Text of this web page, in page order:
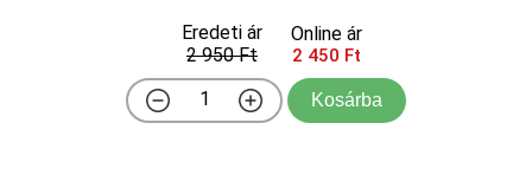
Eredeti ár
2 950 Ft
Online ár
2 450 Ft
Kosárba